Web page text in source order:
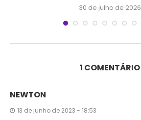
30 de julho de 2026
1 COMENTÁRIO
NEWTON
13 de junho de 2023 - 18:53